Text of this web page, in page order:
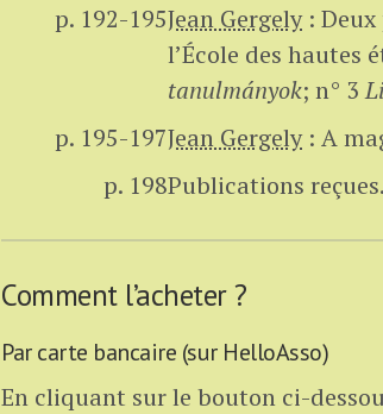
p. 192-195Jean Gergely:
l’École des hautes
tanulmányok; n° 3
p. 195-197Jean Gergely: A
p. 198Publications reçues.
Comment l’acheter ?
Par carte bancaire (sur HelloAsso)
En cliquant sur le bouton ci-